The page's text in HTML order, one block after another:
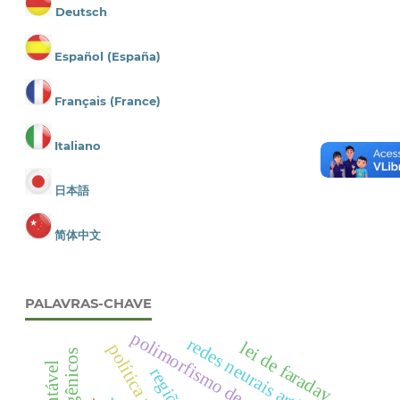
Deutsch
Español (España)
Français (France)
Italiano
日本語
简体中文
PALAVRAS-CHAVE
polimorfismo de corlei de faraday